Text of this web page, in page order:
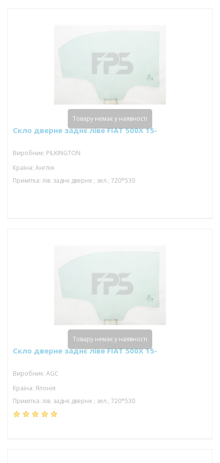
Скло дверне заднє ліве FIAT 500X 15-
Виробник: PILKINGTON
Країна: Англія
Примітка: лів. заднє дверне ; зел.; 720*530
Товару немає у наявності
Скло дверне заднє ліве FIAT 500X 15-
Виробник: AGC
Країна: Японія
Примітка: лів. заднє дверне ; зел.; 720*530
Товару немає у наявності